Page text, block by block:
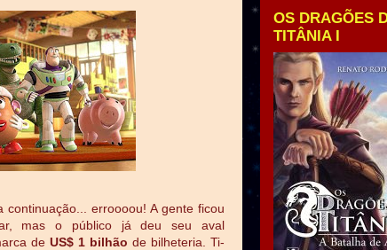
erroooou! A gente ficou
mas o público já deu seu aval
deUS$ 1 bilhão de bilheteria. Ti-
OS DRAGÕES
TITÂNIA I